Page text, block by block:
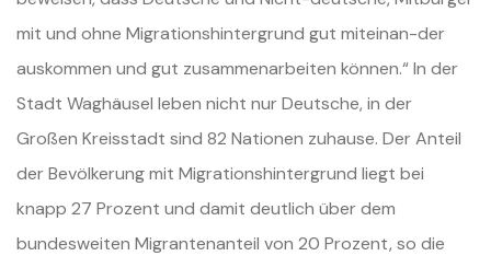
mit und ohne Migrationshintergrund gut miteinan-der
auskommen und gut zusammenarbeiten können.“ In der
Stadt Waghäusel leben nicht nur Deutsche, in der
Großen Kreisstadt sind 82 Nationen zuhause. Der Anteil
der Bevölkerung mit Migrationshintergrund liegt bei
knapp 27 Prozent und damit deutlich über dem
bundesweiten Migrantenanteil von 20 Prozent, so die